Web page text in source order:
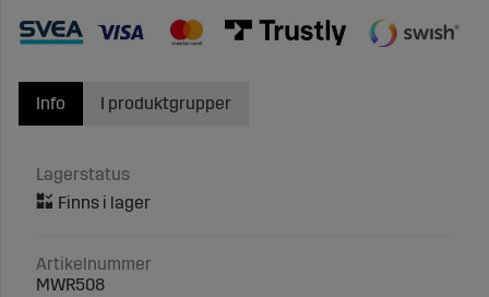
Info
Lagerstatus
Artikelnummer
MWR508
I produktgrupper